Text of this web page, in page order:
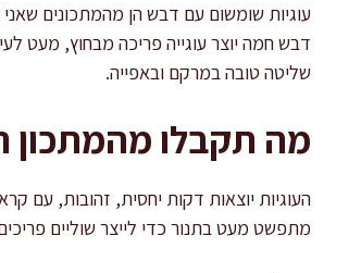
עוגיות שומשום עם דבש הן מהמתכונים
דבש חמה יוצר עוגייה פריכה מבחוץ, מעט
שליטה טובה במרקם ובאפייה.
מה תקבלו מהמתכון
העוגיות יוצאות דקות יחסית, זהובות, עם
מתפשט מעט בתנור כדי לייצר שוליים